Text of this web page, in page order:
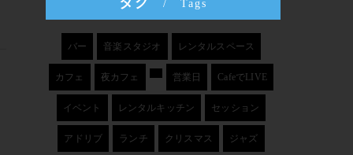
Tags
バー 音楽スタジオ レンタルスペース
カフェ 夜カフェ 営業日 CafeでLIVE
イベント レンタルキッチン セッション
アドリブ ランチ クリスマス ジャズ